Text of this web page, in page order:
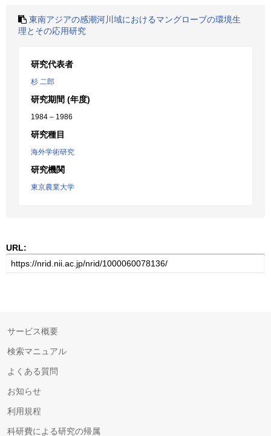
東南アジアの感潮河川域におけるマングローブの環境生
理とその応用研究
研究代表者
杉 二郎
研究期間 (年度)
1984 – 1986
研究種目
海外学術研究
研究機関
東京農業大学
URL:
サービス概要
検索マニュアル
よくある質問
お知らせ
利用規程
科研費による研究の帰属